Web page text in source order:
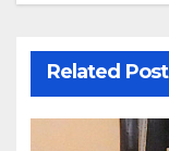
Related Post